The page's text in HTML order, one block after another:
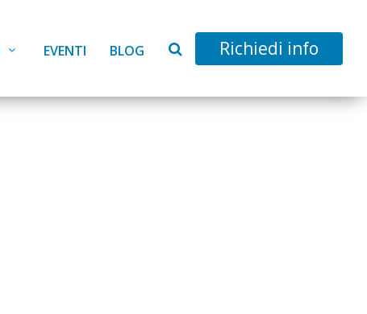
EVENTI BLOG Richiedi info